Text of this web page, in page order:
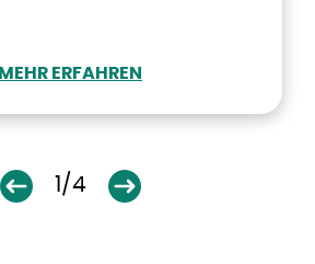
MEHR ERFAHREN
1/4